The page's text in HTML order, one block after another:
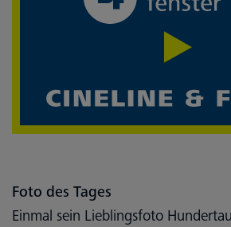
Foto des Tages
Einmal sein Lieblingsfoto